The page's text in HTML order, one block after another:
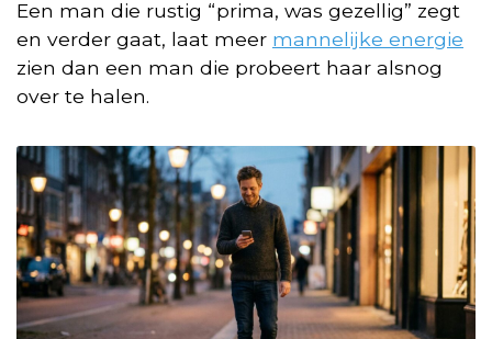
Een man die rustig “prima, was gezellig” zegt
en verder gaat, laat meer mannelijke energie
zien dan een man die probeert haar alsnog
over te halen.